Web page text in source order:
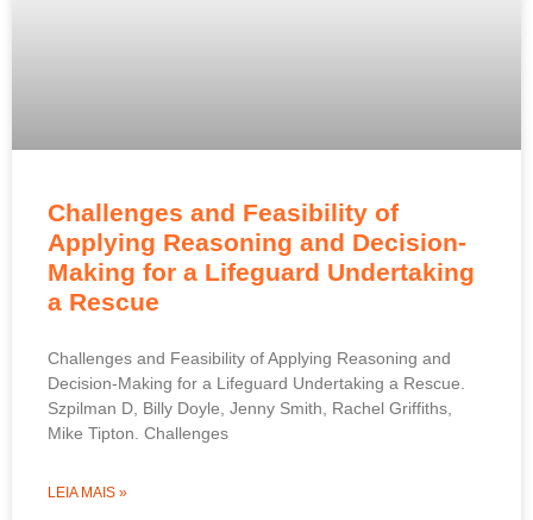
Challenges and Feasibility of
Applying Reasoning and Decision-
Making for a Lifeguard Undertaking
a Rescue
Challenges and Feasibility of Applying Reasoning and
Decision-Making for a Lifeguard Undertaking a Rescue.
Szpilman D, Billy Doyle, Jenny Smith, Rachel Griffiths,
Mike Tipton. Challenges
LEIA MAIS »